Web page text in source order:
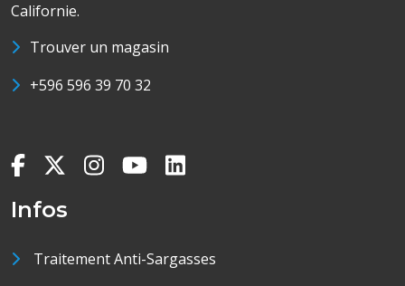
Californie.
Trouver un magasin
+596 596 39 70 32
Infos
Traitement Anti-Sargasses